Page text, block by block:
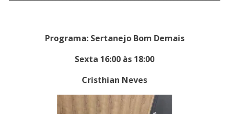
Programa: Sertanejo Bom Demais
Sexta 16:00 às 18:00
Cristhian Neves